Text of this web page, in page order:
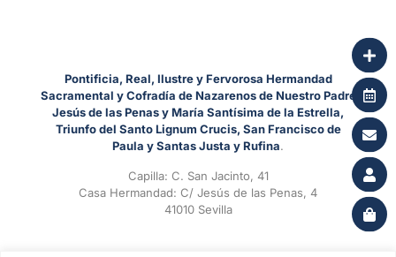
Pontificia, Real, Ilustre y Fervorosa Hermandad
Sacramental y Cofradía de Nazarenos de Nuestro Padre
Jesús de las Penas y María Santísima de la Estrella,
Triunfo del Santo Lignum Crucis, San Francisco de
Paula y Santas Justa y Rufina.
Capilla: C. San Jacinto, 41
Casa Hermandad: C/ Jesús de las Penas, 4
41010 Sevilla